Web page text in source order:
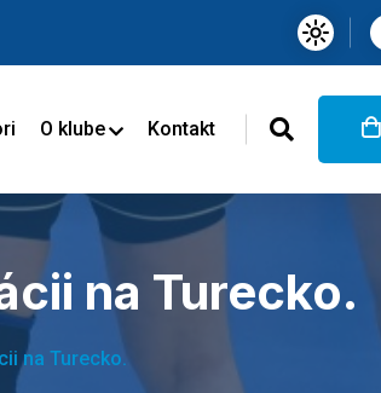
O klube Kontakt
na Turecko.
na Turecko.